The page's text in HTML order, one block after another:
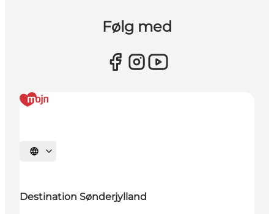
Følg med
Vælg sprog
Destination Sønderjylland